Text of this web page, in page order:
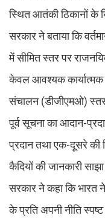
स्थित आतंकी ठिकानों के
सरकार ने बताया कि
में सीमित स्तर पर
केवल आवश्यक कार्यात्मक
संचालन (डीजीएमओ) स्तर
पूर्व सूचना का आदान-
प्रदान तथा एक-दूसरे की
कैदियों की जानकारी
सरकार ने कहा कि
के प्रति अपनी नीति